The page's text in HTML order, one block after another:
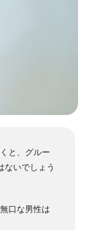
と、グルー
ないでしょう
口な男性は